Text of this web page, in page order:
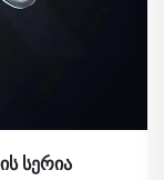
სერია